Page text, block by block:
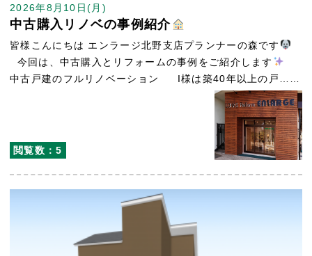
閲覧数：5
2026年8月10日(月)
中古購入リノベの事例紹介
皆様こんにちは エンラージ北野支店プランナーの森です
今回は、中古購入とリフォームの事例をご紹介します
中古戸建のフルリノベーション I様は築40年以上の戸……